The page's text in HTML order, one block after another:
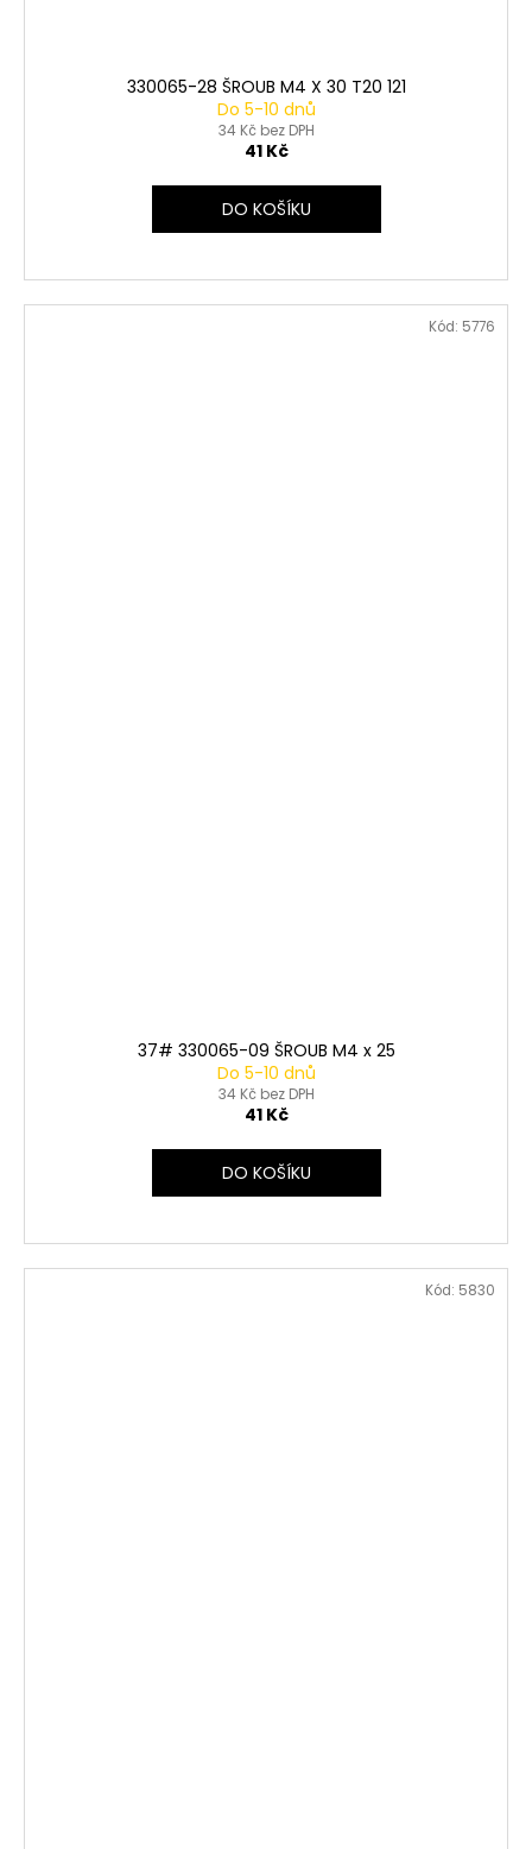
330065-28 ŠROUB M4 X 30 T20 121
Do 5-10 dnů
34 Kč bez DPH
41 Kč
DO KOŠÍKU
37# 330065-09 ŠROUB M4 x 25
Do 5-10 dnů
34 Kč bez DPH
41 Kč
DO KOŠÍKU
Kód: 5776
Kód: 5830